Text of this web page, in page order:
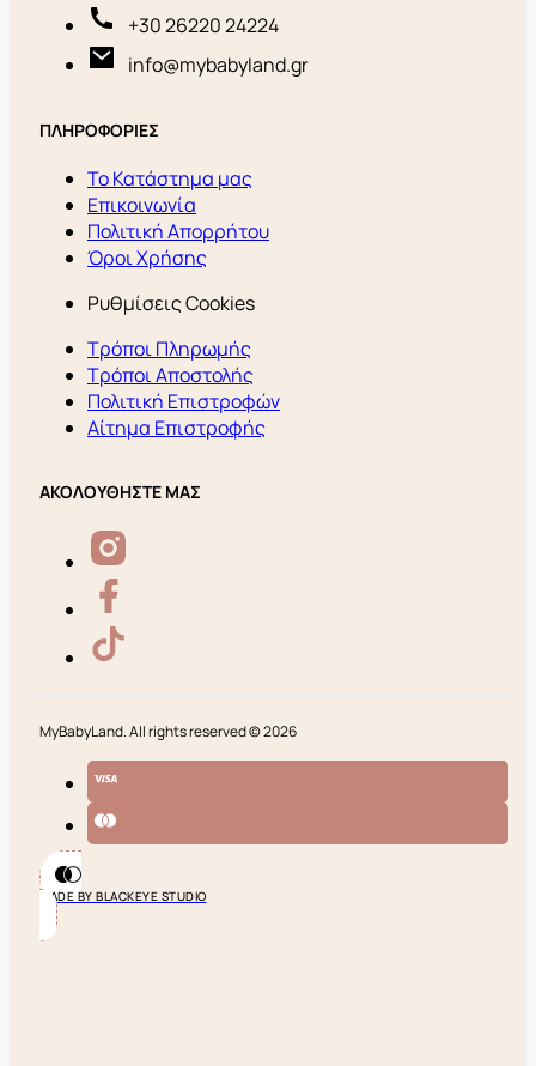
+30 26220 24224
info@mybabyland.gr
ΠΛΗΡΟΦΟΡΙΕΣ
Το Κατάστημα μας
Επικοινωνία
Πολιτική Απορρήτου
Όροι Χρήσης
Ρυθμίσεις Cookies
Τρόποι Πληρωμής
Τρόποι Αποστολής
Πολιτική Επιστροφών
Αίτημα Επιστροφής
ΑΚΟΛΟΥΘΗΣΤΕ ΜΑΣ
MyBabyLand. All rights reserved © 2026
MADE BY BLACKEYE STUDIO